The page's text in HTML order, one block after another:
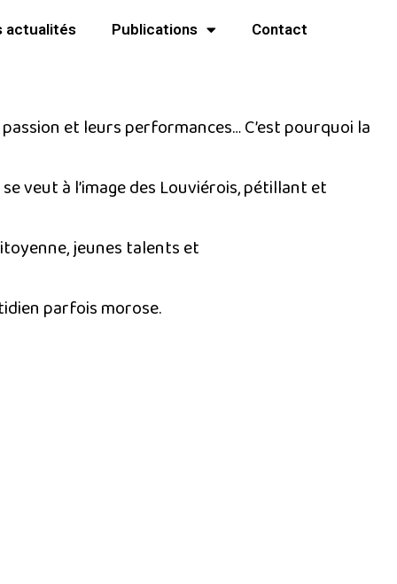
actualités Publications Contact
et leurs performances… C’est pourquoi la
veut à l’image des Louviérois, pétillant et
jeunes talents et
parfois morose.